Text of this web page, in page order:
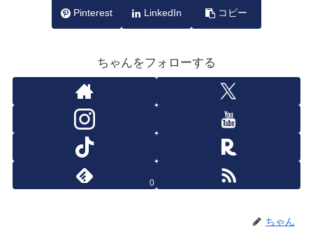
Pinterest LinkedIn コピー
ちゃんをフォローする
0
ちゃん